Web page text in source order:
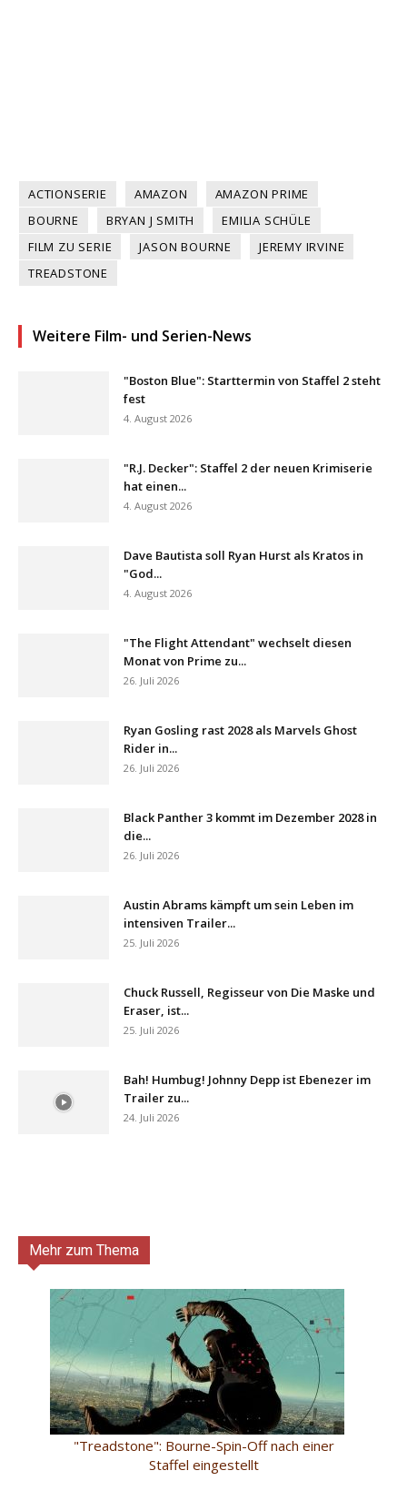
ACTIONSERIE AMAZON
AMAZON PRIME
BOURNE
BRYAN J SMITH
EMILIA SCHÜLE
FILM ZU SERIE
JASON BOURNE
JEREMY IRVINE
TREADSTONE
Weitere Film- und Serien-News
"Boston Blue": Starttermin von Staffel 2 steht
fest
4. August 2026
"R.J. Decker": Staffel 2 der neuen Krimiserie
hat einen...
4. August 2026
Dave Bautista soll Ryan Hurst als Kratos in
"God...
4. August 2026
"The Flight Attendant" wechselt diesen
Monat von Prime zu...
26. Juli 2026
Ryan Gosling rast 2028 als Marvels Ghost
Rider in...
26. Juli 2026
Black Panther 3 kommt im Dezember 2028 in
die...
26. Juli 2026
Austin Abrams kämpft um sein Leben im
intensiven Trailer...
25. Juli 2026
Chuck Russell, Regisseur von Die Maske und
Eraser, ist...
25. Juli 2026
Bah! Humbug! Johnny Depp ist Ebenezer im
Trailer zu...
24. Juli 2026
Mehr zum Thema
"Treadstone": Bourne-Spin-Off nach einer
Staffel eingestellt